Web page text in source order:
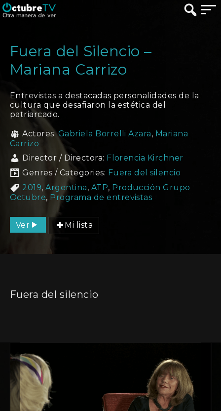
Fuera del Silencio –
Mariana Carrizo
Entrevistas a destacadas personalidades de la
cultura que desafiaron la estética del
patriarcado.
Actores:Gabriela Borrelli Azara, Mariana
Carrizo
Director / Directora: Florencia Kirchner
Genres / Categories: Fuera del silencio
2019,Argentina, ATP, Producción Grupo
Octubre, Programa de entrevistas
Ver Mi lista
Fuera del silencio